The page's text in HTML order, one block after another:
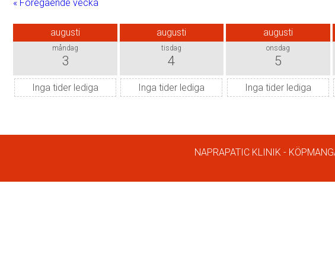
« Föregående vecka
augusti
måndag
3
Inga tider lediga
augusti
tisdag
4
Inga tider lediga
augusti
onsdag
5
Inga tider lediga
NAPRAPATIC KLINIK -